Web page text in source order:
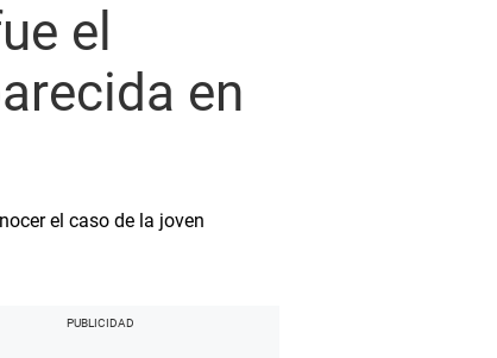
el
en
el caso de la joven